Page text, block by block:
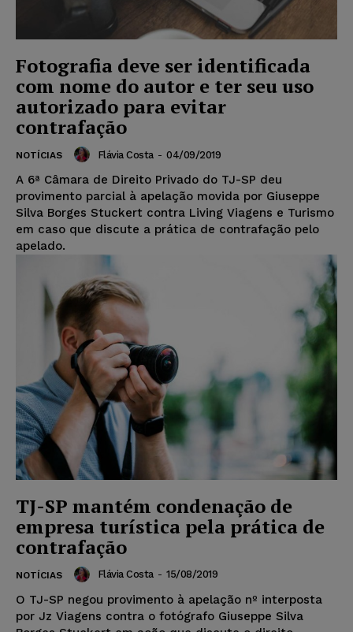
Fotografia deve ser identificada
com nome do autor e ter seu uso
autorizado para evitar
contrafação
NOTÍCIAS Flávia Costa - 04/09/2019
A 6ª Câmara de Direito Privado do TJ-SP deu
provimento parcial à apelação movida por Giuseppe
Silva Borges Stuckert contra Living Viagens e Turismo
em caso que discute a prática de contrafação pelo
apelado.
TJ-SP mantém condenação de
empresa turística pela prática de
contrafação
NOTÍCIAS Flávia Costa - 15/08/2019
O TJ-SP negou provimento à apelação nº interposta
por Jz Viagens contra o fotógrafo Giuseppe Silva